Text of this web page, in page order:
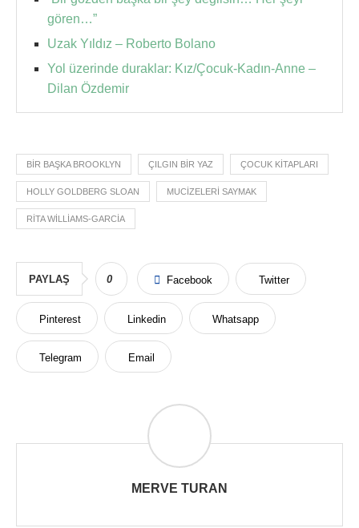
gören…”
Uzak Yıldız – Roberto Bolano
Yol üzerinde duraklar: Kız/Çocuk-Kadın-Anne –
Dilan Özdemir
BIR BAŞKA BROOKLYN ÇILGIN BIR YAZ ÇOCUK KITAPLARI
HOLLY GOLDBERG SLOAN MUCIZELERI SAYMAK
RITA WILLIAMS-GARCIA
PAYLAŞ 0 Facebook Twitter
Pinterest Linkedin Whatsapp
Telegram Email
MERVE TURAN